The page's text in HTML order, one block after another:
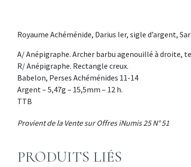
Royaume Achéménide, Darius Ier, sigle d’argent,
A/ Anépigraphe. Archer barbu agenouillé à droite,
R/ Anépigraphe. Rectangle creux.
Babelon, Perses Achéménides 11-14
Argent – 5,47g – 15,5mm – 12 h.
TTB
Provient de la Vente sur Offres iNumis 25 N° 51
PRODUITS LIÉS